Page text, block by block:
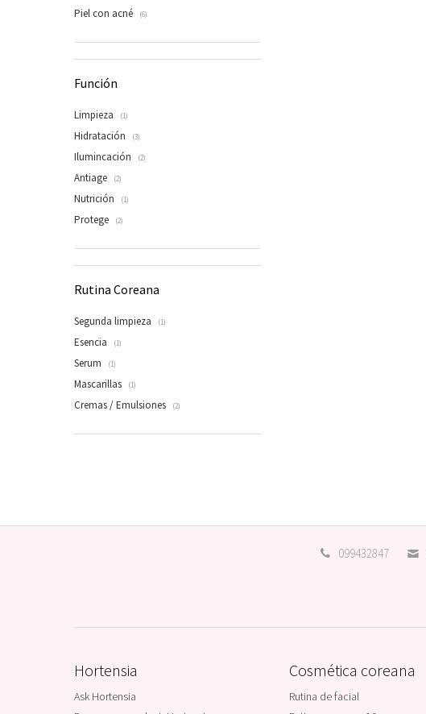
Piel con acné (6)
Función
Limpieza (1)
Hidratación (3)
Ilumincación (2)
Antiage (2)
Nutrición (1)
Protege (2)
Rutina Coreana
Segunda limpieza (1)
Esencia (1)
Serum (1)
Mascarillas (1)
Cremas / Emulsiones (2)
099432847
Hortensia
Ask Hortensia
Cosmética coreana
Rutina de facial